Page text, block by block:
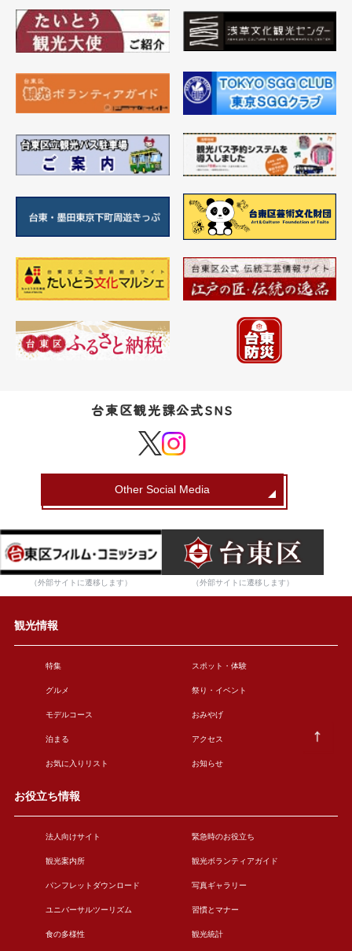
台東区観光課公式SNS
Other Social Media
（外部サイトに遷移します） （外部サイトに遷移します）
観光情報
特集 スポット・体験
グルメ 祭り・イベント
モデルコース おみやげ
泊まる アクセス
お気に入りリスト お知らせ
お役立ち情報
法人向けサイト 緊急時のお役立ち
観光案内所 観光ボランティアガイド
パンフレットダウンロード 写真ギャラリー
ユニバーサルツーリズム 習慣とマナー
食の多様性 観光統計